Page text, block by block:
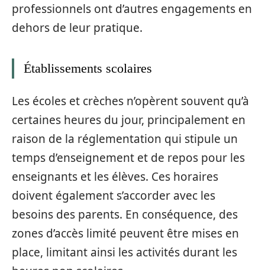
professionnels ont d’autres engagements en
dehors de leur pratique.
Établissements scolaires
Les écoles et crèches n’opèrent souvent qu’à
certaines heures du jour, principalement en
raison de la réglementation qui stipule un
temps d’enseignement et de repos pour les
enseignants et les élèves. Ces horaires
doivent également s’accorder avec les
besoins des parents. En conséquence, des
zones d’accès limité peuvent être mises en
place, limitant ainsi les activités durant les